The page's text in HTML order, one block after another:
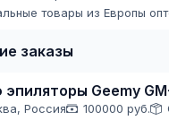
товары из Европы
заказы
эпиляторы Geemy
Россия 100000 руб.